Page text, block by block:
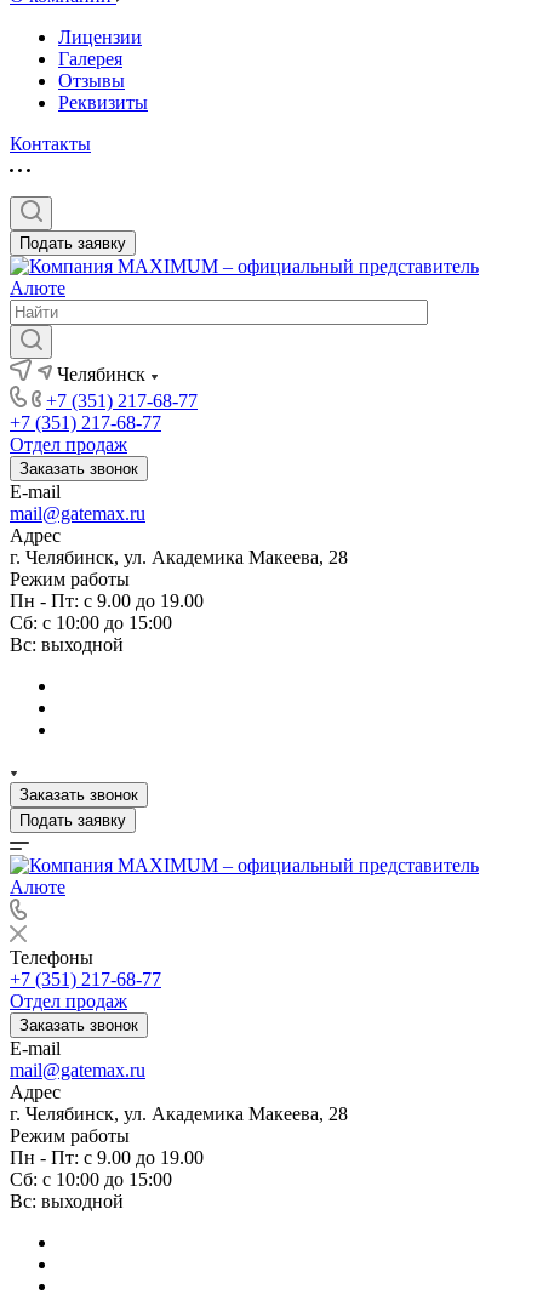
Лицензии
Галерея
Отзывы
Реквизиты
Контакты
Подать заявку
Челябинск
+7 (351) 217-68-77
+7 (351) 217-68-77
Отдел продаж
Заказать звонок
E-mail
mail@gatemax.ru
Адрес
г. Челябинск, ул. Академика Макеева, 28
Режим работы
Пн - Пт: с 9.00 до 19.00
Сб: с 10:00 до 15:00
Вс: выходной
Заказать звонок
Подать заявку
Телефоны
+7 (351) 217-68-77
Отдел продаж
Заказать звонок
E-mail
mail@gatemax.ru
Адрес
г. Челябинск, ул. Академика Макеева, 28
Режим работы
Пн - Пт: с 9.00 до 19.00
Сб: с 10:00 до 15:00
Вс: выходной